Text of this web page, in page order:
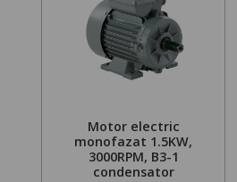
Motor electric
monofazat 1.5KW,
3000RPM, B3-1
condensator